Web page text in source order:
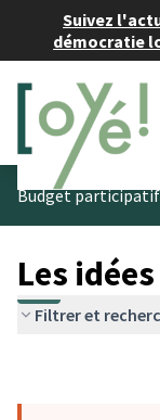
Suivez
démocratie
Budget
Les
Filtrer et